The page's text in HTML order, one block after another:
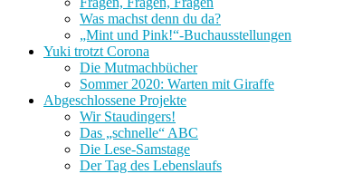
Was machst denn du da?
„Mint und Pink!“-Buchausstellungen
Yuki trotzt Corona
Die Mutmachbücher
Sommer 2020: Warten mit Giraffe
Abgeschlossene Projekte
Wir Staudingers!
Das „schnelle“ ABC
Die Lese-Samstage
Der Tag des Lebenslaufs